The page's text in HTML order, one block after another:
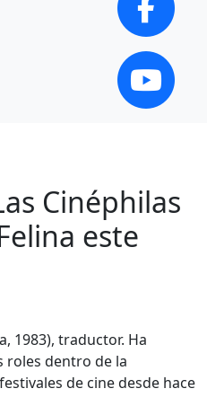
Cinéphilas
este
1983), traductor. Ha
roles dentro de la
de cine desde hace